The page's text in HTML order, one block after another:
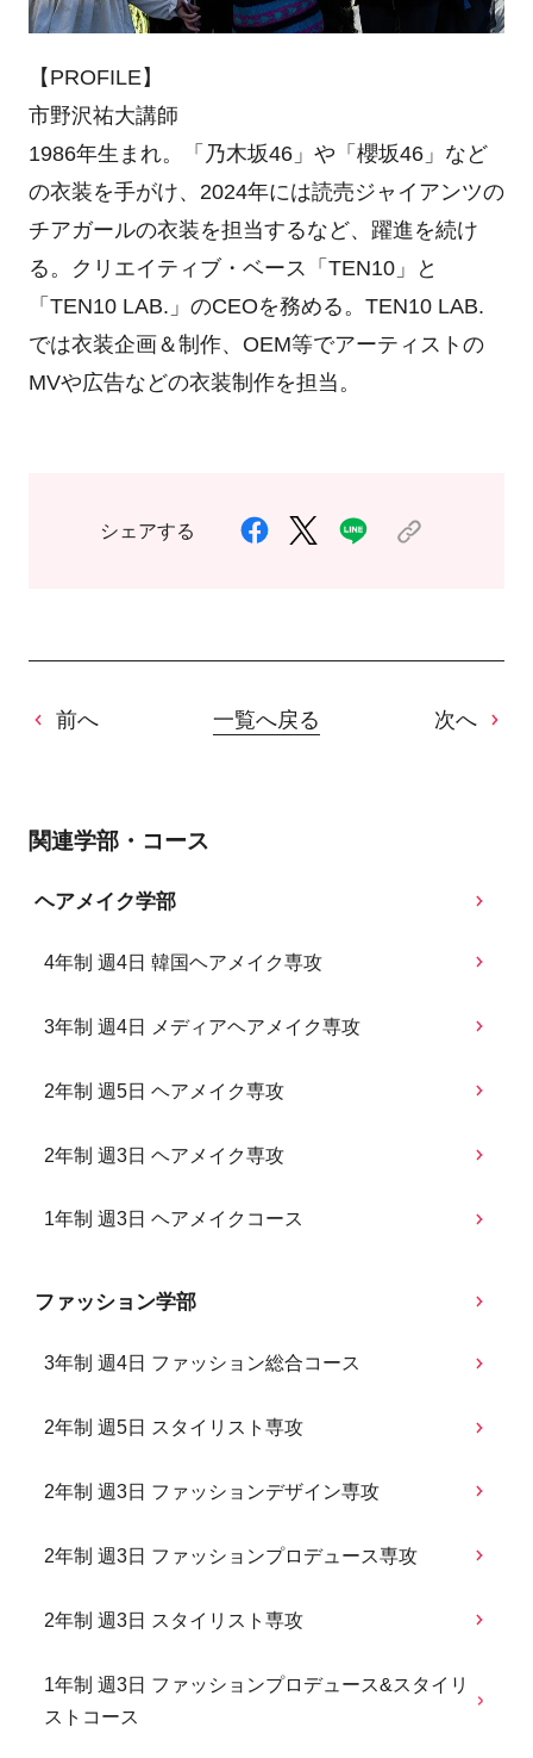
【PROFILE】
市野沢祐大講師
1986年生まれ。「乃木坂46」や「櫻坂46」など
の衣装を手がけ、2024年には読売ジャイアンツの
チアガールの衣装を担当するなど、躍進を続け
る。クリエイティブ・ベース「TEN10」と
「TEN10 LAB.」のCEOを務める。TEN10 LAB.
では衣装企画＆制作、OEM等でアーティストの
MVや広告などの衣装制作を担当。
シェアする
前へ 一覧へ戻る 次へ
関連学部・コース
ヘアメイク学部
4年制 週4日 韓国ヘアメイク専攻
3年制 週4日 メディアヘアメイク専攻
2年制 週5日 ヘアメイク専攻
2年制 週3日 ヘアメイク専攻
1年制 週3日 ヘアメイクコース
ファッション学部
3年制 週4日 ファッション総合コース
2年制 週5日 スタイリスト専攻
2年制 週3日 ファッションデザイン専攻
2年制 週3日 ファッションプロデュース専攻
2年制 週3日 スタイリスト専攻
1年制 週3日 ファッションプロデュース&スタイリ
ストコース